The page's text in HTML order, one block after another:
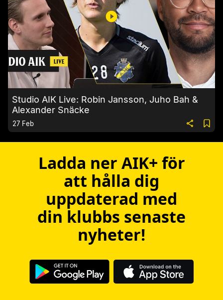
Studio AIK Live: Robin Jansson, Juho Bah &
Alexander Snäcke
27 Feb
Ladda ner AIK+ för
att hålla dig
uppdaterad med
din klubbs senaste
nyheter!